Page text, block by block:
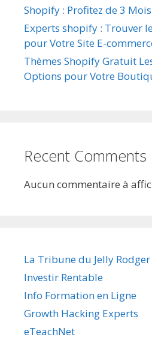
Shopify : Profitez de 3
Experts shopify : Trouver
pour Votre Site E-
Thèmes Shopify Gratuit
Options pour Votre
Recent Comments
Aucun commentaire à
La Tribune du Jelly Rodger
Investir Rentable
Info Formation en Ligne
Growth Hacking Experts
eTeachNet